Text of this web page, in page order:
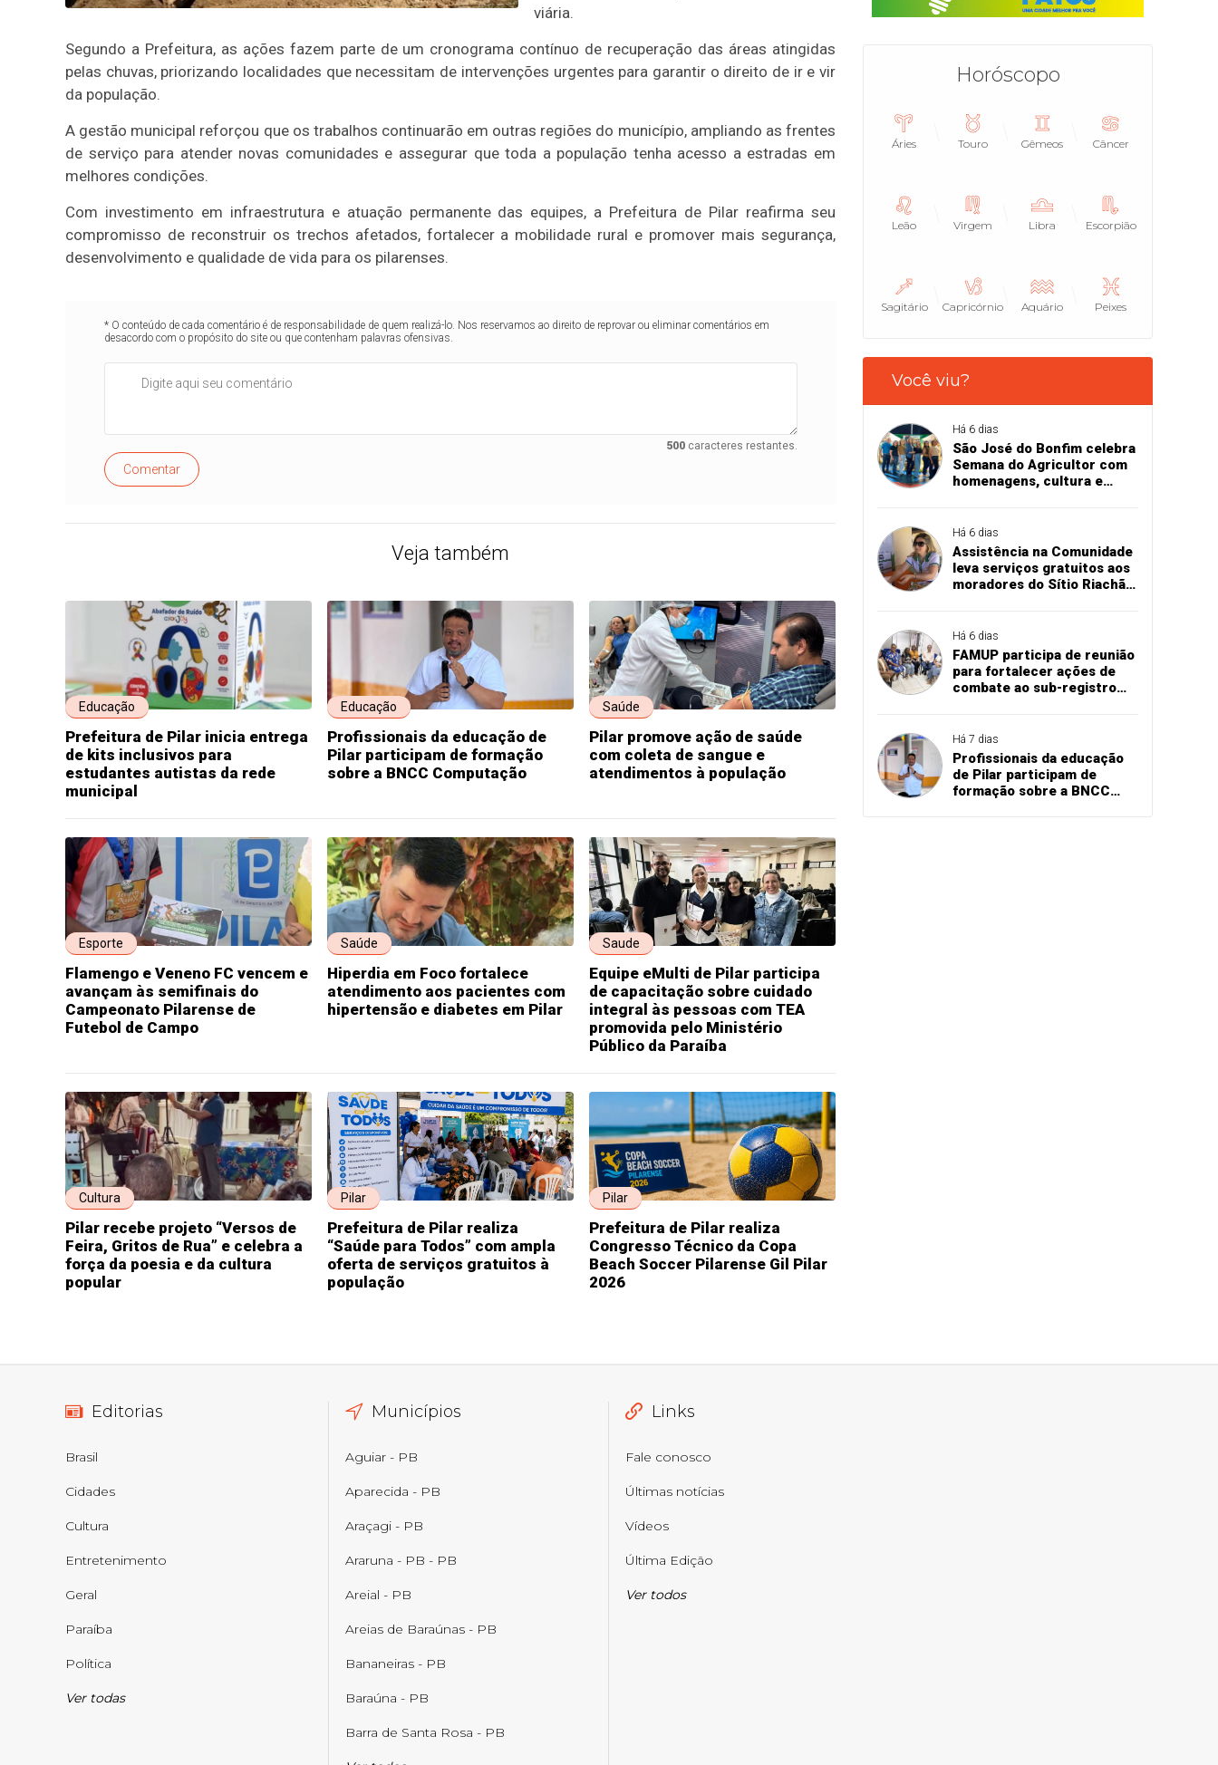
viária.
Segundo a Prefeitura, as ações fazem parte de um cronograma contínuo de recuperação das áreas atingidas
pelas chuvas, priorizando localidades que necessitam de intervenções urgentes para garantir o direito de ir e vir
da população.
A gestão municipal reforçou que os trabalhos continuarão em outras regiões do município, ampliando as frentes
de serviço para atender novas comunidades e assegurar que toda a população tenha acesso a estradas em
melhores condições.
Com investimento em infraestrutura e atuação permanente das equipes, a Prefeitura de Pilar reafirma seu
compromisso de reconstruir os trechos afetados, fortalecer a mobilidade rural e promover mais segurança,
desenvolvimento e qualidade de vida para os pilarenses.
* O conteúdo de cada comentário é de responsabilidade de quem realizá-lo. Nos reservamos ao direito de reprovar ou eliminar comentários em
desacordo com o propósito do site ou que contenham palavras ofensivas.
500caracteres restantes.
Comentar
Veja também
Educação
Prefeitura de Pilar inicia entrega
de kits inclusivos para
estudantes autistas da rede
municipal
Educação
Profissionais da educação de
Pilar participam de formação
sobre a BNCC Computação
Saúde
Pilar promove ação de saúde
com coleta de sangue e
atendimentos à população
Esporte
Flamengo e Veneno FC vencem e
avançam às semifinais do
Campeonato Pilarense de
Futebol de Campo
Saúde
Hiperdia em Foco fortalece
atendimento aos pacientes com
hipertensão e diabetes em Pilar
Saude
Equipe eMulti de Pilar participa
de capacitação sobre cuidado
integral às pessoas com TEA
promovida pelo Ministério
Público da Paraíba
Cultura
Pilar recebe projeto “Versos de
Feira, Gritos de Rua” e celebra a
força da poesia e da cultura
popular
Pilar
Prefeitura de Pilar realiza
“Saúde para Todos” com ampla
oferta de serviços gratuitos à
população
Pilar
Prefeitura de Pilar realiza
Congresso Técnico da Copa
Beach Soccer Pilarense Gil Pilar
2026
Horóscopo
Áries Touro Gêmeos Câncer
Leão Virgem Libra Escorpião
Sagitário Capricórnio Aquário Peixes
Você viu?
Há 6 dias
São José do Bonfim celebra
Semana do Agricultor com
homenagens, cultura e
Há 6 dias
Assistência na Comunidade
leva serviços gratuitos aos
moradores do Sítio Riachão
Há 6 dias
FAMUP participa de reunião
para fortalecer ações de
combate ao sub-registro
Há 7 dias
Profissionais da educação
de Pilar participam de
formação sobre a BNCC
Editorias
Brasil
Cidades
Cultura
Entretenimento
Geral
Paraíba
Política
Ver todas
Municípios
Aguiar - PB
Aparecida - PB
Araçagi - PB
Araruna - PB - PB
Areial - PB
Areias de Baraúnas - PB
Bananeiras - PB
Baraúna - PB
Barra de Santa Rosa - PB
Links
Fale conosco
Últimas notícias
Vídeos
Última Edição
Ver todos